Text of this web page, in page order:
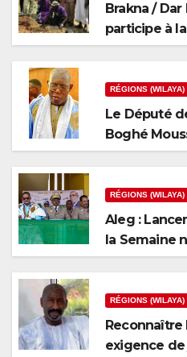
Brakna / Dar El Barka : l’ADC-Salayel
participe à
l’arbre
RÉGIONS (WILAYA)
Le Député
Boghé
RÉGIONS (WILAYA)
Aleg :
la Semaine
niveau de la
RÉGIONS (WILAYA)
Reconnaître
exigence de